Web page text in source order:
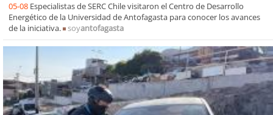
05-08 Especialistas de SERC Chile visitaron el Centro de Desarrollo
Energético de la Universidad de Antofagasta para conocer los avances
de la iniciativa.
soyantofagasta